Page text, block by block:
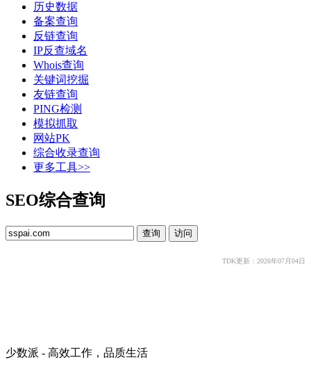
历史数据
备案查询
反链查询
IP反查域名
Whois查询
关键词挖掘
友链查询
PING检测
模拟抓取
网站PK
综合收录查询
更多工具>>
SEO综合查询
TDK更新：2026年07月04日
少数派 - 高效工作，品质生活